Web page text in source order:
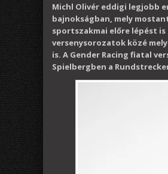
Michl Olivér eddigi legjobb
bajnokságban, mely
sportszakmai előre lépést is
versenysorozatok közé
is. A Gender Racing fiatal
Spielbergben a